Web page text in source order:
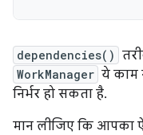
dependencies()
WorkManager ये काम
निर्भर हो सकता है.
मान लीजिए कि आपका